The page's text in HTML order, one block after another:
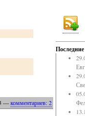
—комментариев: 2